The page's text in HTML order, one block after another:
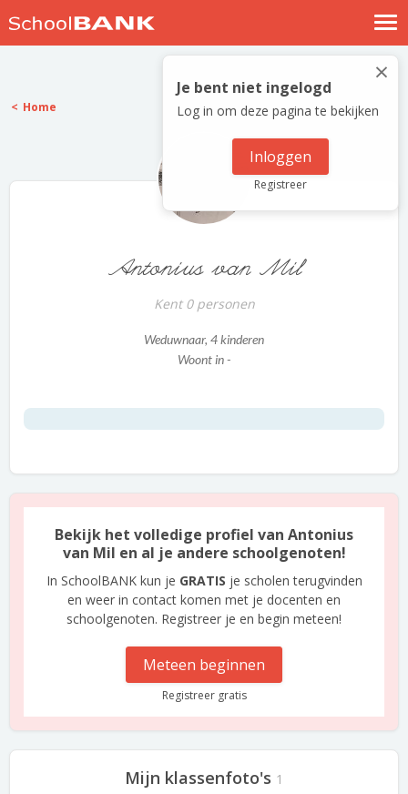
Nostalgische verhalen
Log in
Meld je gratis aan
×
Je bent niet ingelogd
Log in om deze pagina te bekijken
Inloggen
Registreer
Home
Antonius van Mil
Kent 0 personen
Weduwnaar, 4 kinderen
Woont in -
Bekijk het volledige profiel van Antonius
van Mil en al je andere schoolgenoten!
In SchoolBANK kun je GRATIS je scholen terugvinden
en weer in contact komen met je docenten en
schoolgenoten. Registreer je en begin meteen!
Meteen beginnen
Registreer gratis
Mijn klassenfoto's 1